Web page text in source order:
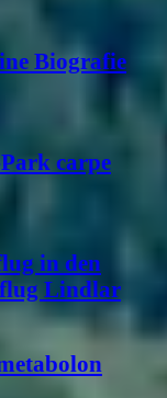
Biografie
carpe
in den
Lindlar